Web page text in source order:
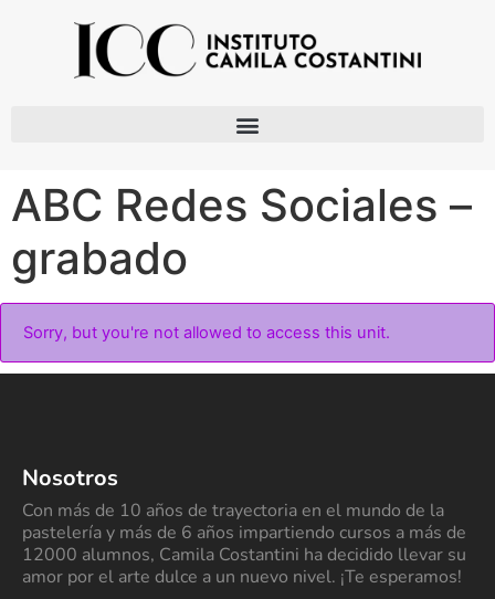
ABC Redes Sociales –
grabado
Sorry, but you're not allowed to access this unit.
Nosotros
Con más de 10 años de trayectoria en el mundo de la
pastelería y más de 6 años impartiendo cursos a más de
12000 alumnos, Camila Costantini ha decidido llevar su
amor por el arte dulce a un nuevo nivel. ¡Te esperamos!